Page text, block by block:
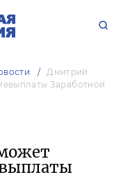
Дмитрий
Заработной